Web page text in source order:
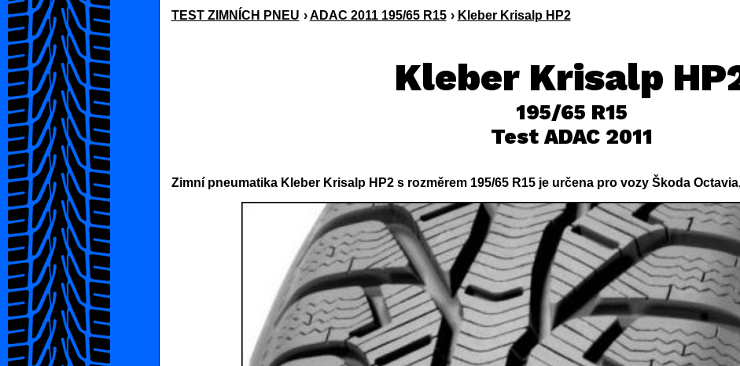
TEST ZIMNÍCH PNEU ›ADAC 2011 195/65 R15 › Kleber Krisalp HP2
Kleber Krisalp
195/65 R15
Test ADAC 2011
Zimní pneumatika Kleber Krisalp HP2 s rozměrem 195/65 R15 je určena pro vozy Škoda